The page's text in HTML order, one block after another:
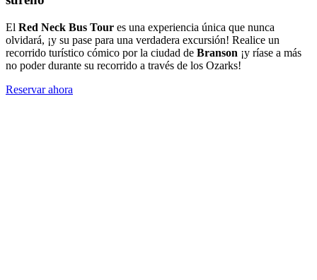
El Red Neck Bus Tour es una experiencia única que nunca
olvidará, ¡y su pase para una verdadera excursión! Realice un
recorrido turístico cómico por la ciudad de Branson ¡y ríase a más
no poder durante su recorrido a través de los Ozarks!
Reservar ahora